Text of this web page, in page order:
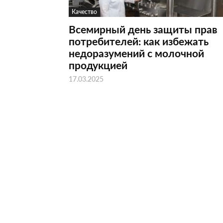
Качество
Всемирный день защиты прав
потребителей: как избежать
недоразумений с молочной
продукцией
17.03.2025